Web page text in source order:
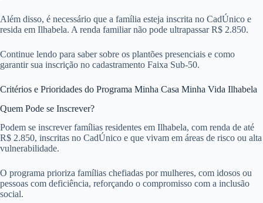
Além disso, é necessário que a família esteja inscrita no CadÚnico e
resida em Ilhabela. A renda familiar não pode ultrapassar R$ 2.850.
Continue lendo para saber sobre os plantões presenciais e como
garantir sua inscrição no cadastramento Faixa Sub-50.
Critérios e Prioridades do Programa Minha Casa Minha Vida Ilhabela
Quem Pode se Inscrever?
Podem se inscrever famílias residentes em Ilhabela, com renda de até
R$ 2.850, inscritas no CadÚnico e que vivam em áreas de risco ou alta
vulnerabilidade.
O programa prioriza famílias chefiadas por mulheres, com idosos ou
pessoas com deficiência, reforçando o compromisso com a inclusão
social.